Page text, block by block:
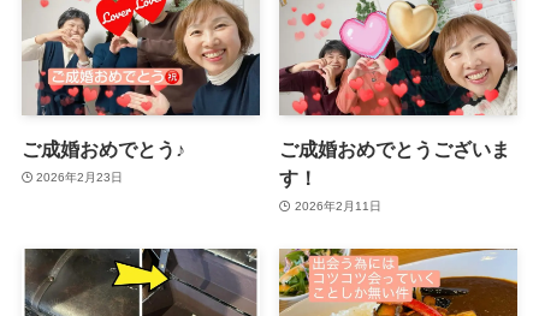
ご成婚おめでとう♪
2026年2月23日
ご成婚おめでとうございま
す！
2026年2月11日